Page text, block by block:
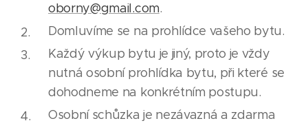
oborny@gmail.com.
Domluvíme se na prohlídce vašeho bytu.
Každý výkup bytu je jiný, proto je vždy
nutná osobní prohlídka bytu, při které se
dohodneme na konkrétním postupu.
Osobní schůzka je nezávazná a zdarma